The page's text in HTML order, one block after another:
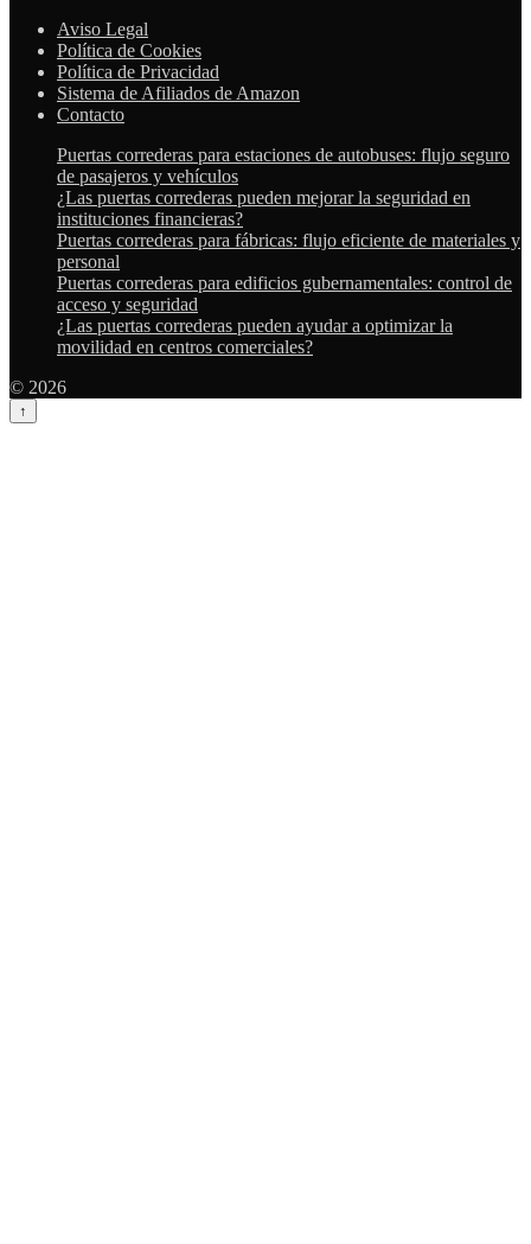
Aviso Legal
Política de Cookies
Política de Privacidad
Sistema de Afiliados de Amazon
Contacto
Puertas correderas para estaciones de autobuses: flujo seguro
de pasajeros y vehículos
¿Las puertas correderas pueden mejorar la seguridad en
instituciones financieras?
Puertas correderas para fábricas: flujo eficiente de materiales y
personal
Puertas correderas para edificios gubernamentales: control de
acceso y seguridad
¿Las puertas correderas pueden ayudar a optimizar la
movilidad en centros comerciales?
© 2026
↑